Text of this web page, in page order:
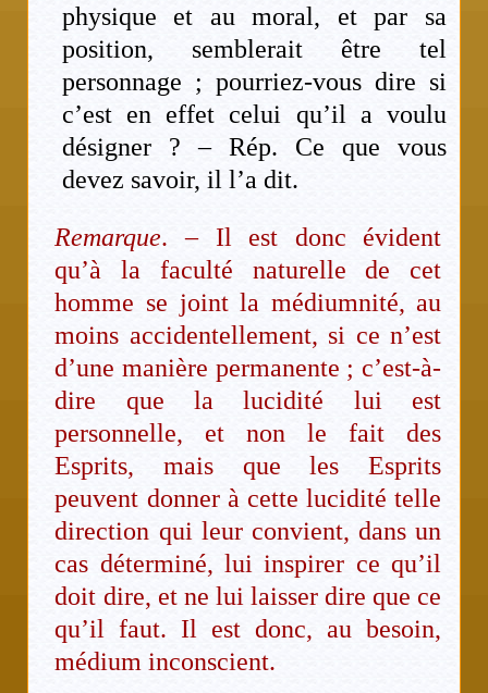
physique et au moral, et par sa
position, semblerait être tel
personnage ; pourriez-vous dire si
c’est en effet celui qu’il a voulu
désigner ? – Rép. Ce que vous
devez savoir, il l’a dit.
Remarque. – Il est donc évident
qu’à la faculté naturelle de cet
homme se joint la médiumnité, au
moins accidentellement, si ce n’est
d’une manière permanente ; c’est-à-
dire que la lucidité lui est
personnelle, et non le fait des
Esprits, mais que les Esprits
peuvent donner à cette lucidité telle
direction qui leur convient, dans un
cas déterminé, lui inspirer ce qu’il
doit dire, et ne lui laisser dire que ce
qu’il faut. Il est donc, au besoin,
médium inconscient.